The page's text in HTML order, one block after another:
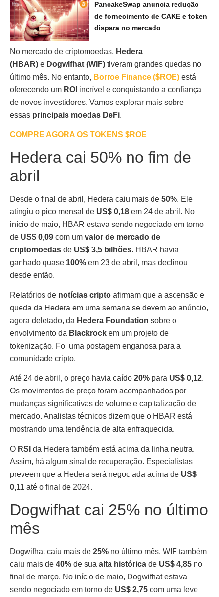
PancakeSwap anuncia redução
de fornecimento de CAKE e token
dispara no mercado
No mercado de criptomoedas, Hedera
(HBAR) e Dogwifhat (WIF) tiveram grandes quedas no
último mês. No entanto, Borroe Finance ($ROE) está
oferecendo um ROI incrível e conquistando a confiança
de novos investidores. Vamos explorar mais sobre
essas principais moedas DeFi.
COMPRE AGORA OS TOKENS $ROE
Hedera cai 50% no fim de
abril
Desde o final de abril, Hedera caiu mais de 50%. Ele
atingiu o pico mensal de US$ 0,18 em 24 de abril. No
início de maio, HBAR estava sendo negociado em torno
de US$ 0,09 com um valor de mercado de
criptomoedas de US$ 3,5 bilhões. HBAR havia
ganhado quase 100% em 23 de abril, mas declinou
desde então.
Relatórios de notícias cripto afirmam que a ascensão e
queda da Hedera em uma semana se devem ao anúncio,
agora deletado, da Hedera Foundation sobre o
envolvimento da Blackrock em um projeto de
tokenização. Foi uma postagem enganosa para a
comunidade cripto.
Até 24 de abril, o preço havia caído 20% para US$ 0,12.
Os movimentos de preço foram acompanhados por
mudanças significativas de volume e capitalização de
mercado. Analistas técnicos dizem que o HBAR está
mostrando uma tendência de alta enfraquecida.
O RSI da Hedera também está acima da linha neutra.
Assim, há algum sinal de recuperação. Especialistas
preveem que a Hedera será negociada acima de US$
0,11 até o final de 2024.
Dogwifhat cai 25% no último
mês
Dogwifhat caiu mais de 25% no último mês. WIF também
caiu mais de 40% de sua alta histórica de US$ 4,85 no
final de março. No início de maio, Dogwifhat estava
sendo negociado em torno de US$ 2,75 com uma leve